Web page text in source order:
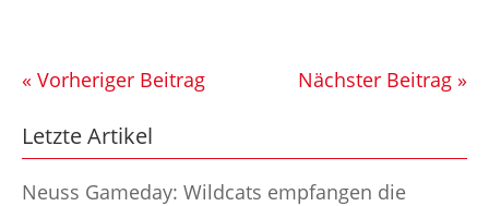
« Vorheriger Beitrag Nächster Beitrag »
Letzte Artikel
Neuss Gameday: Wildcats empfangen die